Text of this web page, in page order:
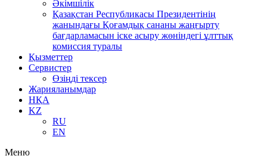
Әкімшілік
Қазақстан Республикасы Президентінің
жанындағы Қоғамдық сананы жаңғырту
бағдарламасын іске асыру жөніндегі ұлттық
комиссия туралы
Қызметтер
Сервистер
Өзіңді тексер
Жарияланымдар
НҚА
KZ
RU
EN
Меню